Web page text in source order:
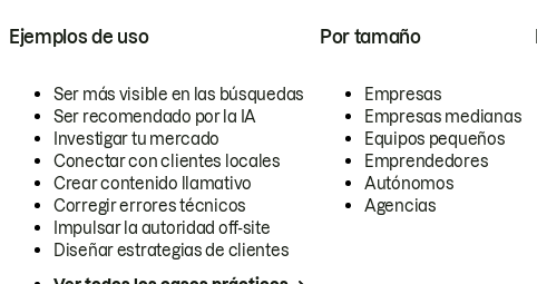
Ejemplos de uso
Ser más visible en las búsquedas
Ser recomendado por la IA
Investigar tu mercado
Conectar con clientes locales
Crear contenido llamativo
Corregir errores técnicos
Impulsar la autoridad off-site
Diseñar estrategias de clientes
Por tamaño
Empresas
Empresas medianas
Equipos pequeños
Emprendedores
Autónomos
Agencias